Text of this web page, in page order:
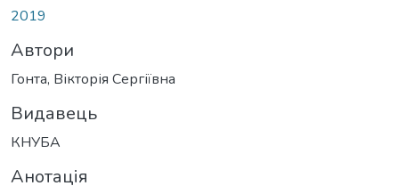
2019
Автори
Гонта, Вікторія Сергіївна
Видавець
КНУБА
Анотація